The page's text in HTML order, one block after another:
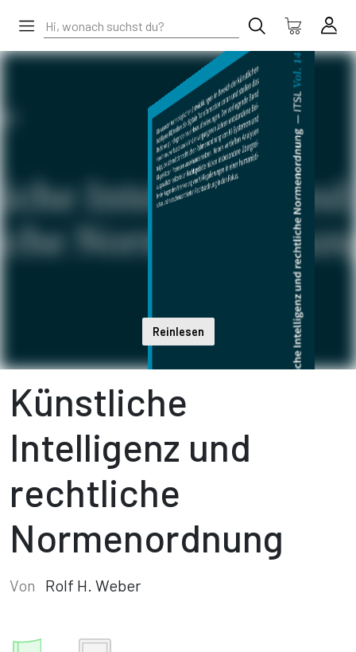
Reinlesen
Künstliche
Intelligenz und
rechtliche
Normenordnung
Von Rolf H. Weber